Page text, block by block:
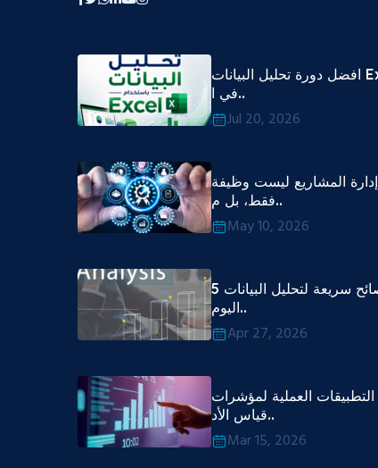
افضل دورة تحليل البيانات Excel
في ا..
Jul 20, 2026
إدارة المشاريع ليست وظيفة
فقط، بل م..
May 10, 2026
5 نصائح سريعة لتحليل البيانات
اليوم..
Apr 27, 2026
التطبيقات العملية لمؤشرات
قياس الأد..
Mar 15, 2026